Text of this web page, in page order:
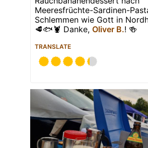
Meeresfrüchte-Sardinen-
Schlemmen wie Gott in
🥩🐟🦞 Danke, Oliver B.! 🍻
TRANSLATE